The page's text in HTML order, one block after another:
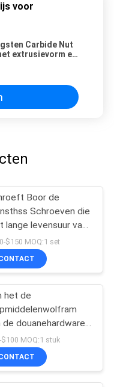
voor
Carbide Nut
extrusievorm en
Boor de
Schroeven die
lange levensuur van
Matrijs
$150 MOQ:1 set
het de
de douanehardware
voor
$100 MOQ:1 stuk